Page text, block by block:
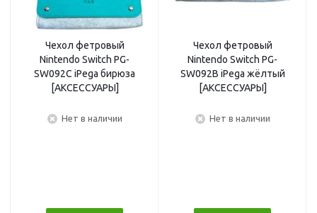
Чехол фетровый
Nintendo Switch PG-
SW092C iPega бирюза
[АКСЕССУАРЫ]
Нет в наличии
Чехол фетровый
Nintendo Switch PG-
SW092B iPega жёлтый
[АКСЕССУАРЫ]
Нет в наличии